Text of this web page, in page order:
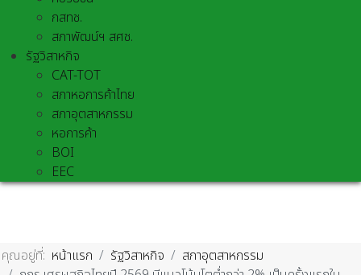
กสทช.
สภาพัฒน์ฯ สศช.
รัฐวิสาหกิจ
CAT-TOT
สภาหอการค้าไทย
สภาอุตสาหกรรม
หอการค้า
BOI
EEC
คุณอยู่ที่: หน้าแรก รัฐวิสาหกิจ
สภาอุตสาหกรรม